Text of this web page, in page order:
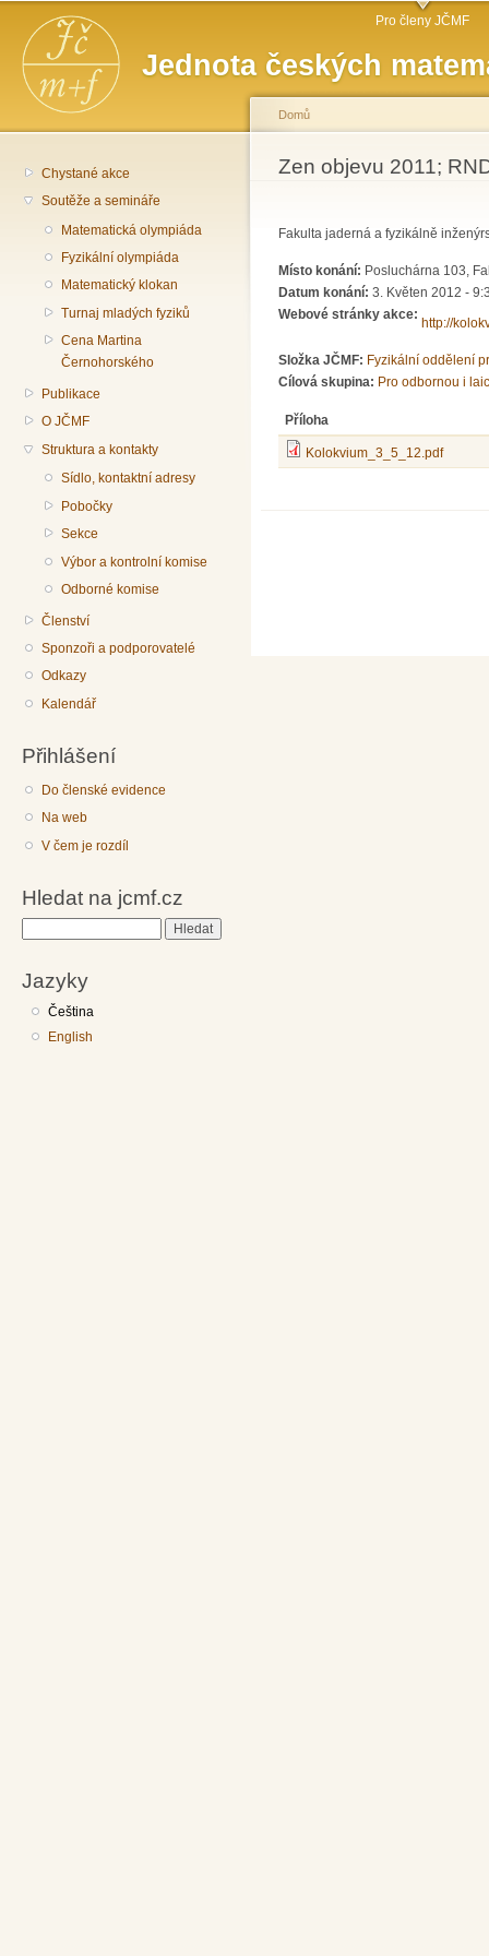
Jednota českých
Hlavní menu Pro členy JČMF
Chystané akce
Soutěže a semináře
Matematická olympiáda
Fyzikální olympiáda
Matematický klokan
Turnaj mladých fyziků
Cena Martina
Černohorského
Publikace
O JČMF
Struktura a kontakty
Sídlo, kontaktní adresy
Pobočky
Sekce
Výbor a kontrolní komise
Odborné komise
Členství
Sponzoři a podporovatelé
Odkazy
Kalendář
Přihlášení
Do členské evidence
Na web
V čem je rozdíl
Hledat na jcmf.cz
Jazyky
Čeština
English
Jste zde
Domů
Zen objevu 2011;
Fakulta jaderná a fyzikálně
Místo konání: Posluchárna 103,
Datum konání: 3. Květen 2012 -
Webové stránky akce:
http://
Složka JČMF: Fyzikální oddělení
Cílová skupina: Pro odbornou i
Příloha
Kolokvium_3_5_12.pdf